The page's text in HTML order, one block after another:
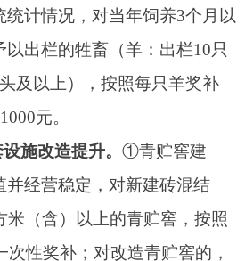
主体每平方米50元标准给
发展牛羊等养殖并经营稳
调制青贮、黄贮饲草
玉米、棉秆混贮发酵等调
。
针对当年引进2-4岁龄柯尔
，按照引进的种公羊每只